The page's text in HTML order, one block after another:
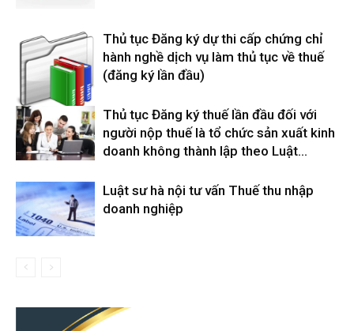
Thủ tục Đăng ký dự thi cấp chứng chỉ
hành nghề dịch vụ làm thủ tục về thuế
(đăng ký lần đầu)
Thủ tục Đăng ký thuế lần đầu đối với
người nộp thuế là tổ chức sản xuất kinh
doanh không thành lập theo Luật...
Luật sư hà nội tư vấn Thuế thu nhập
doanh nghiệp